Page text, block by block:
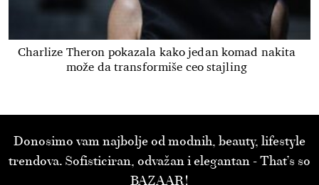
Charlize Theron pokazala kako jedan komad nakita
može da transformiše ceo stajling
Donosimo vam najbolje od modnih, beauty, lifestyle
trendova. Sofisticiran, odvažan i elegantan - That’s so
BAZAAR!